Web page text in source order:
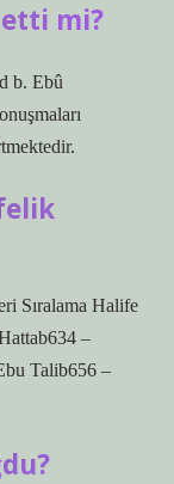
etti mi?
b. Ebû
Sıralama Halife
–
Talib656 –